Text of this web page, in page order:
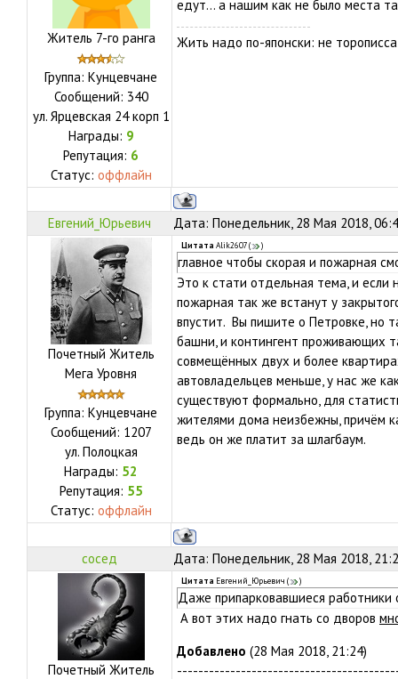
Житель 7-го ранга
Группа: Кунцевчане
Сообщений: 340
ул. Ярцевская 24 корп 1
Награды: 9
Репутация: 6
Статус: оффлайн
едут... а нашим как не было места
Жить надо по-японски: не
Евгений_Юрьевич Дата: Понедельник, 28 Мая 2018,
Почетный Житель
Мега Уровня
Группа: Кунцевчане
Сообщений: 1207
ул. Полоцкая
Награды: 52
Репутация: 55
Статус: оффлайн
Цитата Alik2607( )
главное чтобы скорая и пожарная
Это к стати отдельная тема, и
пожарная так же встанут у
впустит. Вы пишите о Петровке, но
башни, и контингент проживающих
совмещённых двух и более
автовладельцев меньше, у нас же
существуют формально, для
жителями дома неизбежны, причём
ведь он же платит за шлагбаум.
сосед Дата: Понедельник, 28 Мая 2018,
Почетный Житель
Цитата Евгений_Юрьевич ( )
Даже припарковавшиеся работники
А вот этих надо гнать со дворов
Добавлено (28 Мая 2018, 21:24)